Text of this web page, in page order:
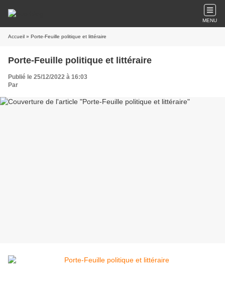
MENU
Accueil » Porte-Feuille politique et littéraire
Porte-Feuille politique et littéraire
Publié le 25/12/2022 à 16:03
Par